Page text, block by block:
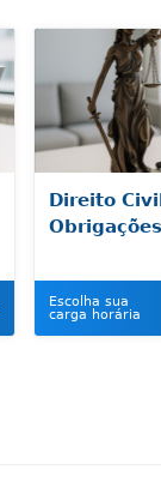
Direito
Obrigações
Escolha sua
carga horária